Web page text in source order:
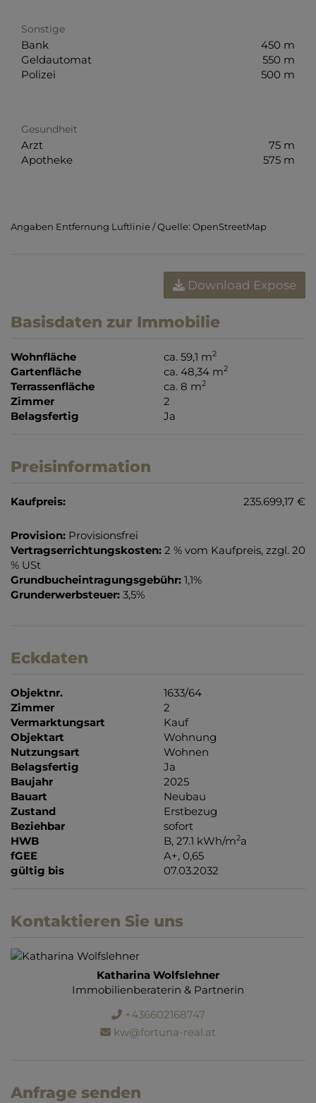
Sonstige
Bank
450 m
Geldautomat
550 m
Polizei
500 m
Gesundheit
Arzt
75 m
Apotheke
575 m
Angaben Entfernung Luftlinie / Quelle: OpenStreetMap
Download Expose
Basisdaten zur Immobilie
Wohnfläche ca. 59,1 m2
Gartenfläche ca. 48,34 m2
Terrassenfläche ca. 8 m2
Zimmer
2
Belagsfertig
Ja
Preisinformation
Kaufpreis: 235.699,17 €
Provision: Provisionsfrei
Vertragserrichtungskosten: 2 % vom Kaufpreis, zzgl. 20
% USt
Grundbucheintragungsgebühr: 1,1%
Grunderwerbsteuer: 3,5%
Eckdaten
Objektnr.
1633/64
Zimmer
2
Vermarktungsart
Kauf
Objektart
Wohnung
Nutzungsart
Wohnen
Belagsfertig
Ja
Baujahr
2025
Bauart
Neubau
Zustand
Erstbezug
Beziehbar
sofort
HWB
B, 27.1 kWh/m2a
fGEE
A+, 0,65
gültig bis
07.03.2032
Kontaktieren Sie uns
Katharina Wolfslehner
Immobilienberaterin & Partnerin
+436602168747
kw@fortuna-real.at
Anfrage senden